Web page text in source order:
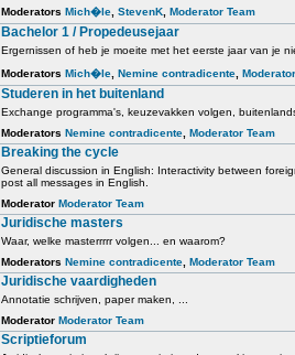
Moderators Mich�le StevenK Moderator Team
Bachelor 1 / Propedeusejaar
Ergernissen of heb je moeite met het eerste jaar van je
Moderators Mich�le Nemine contradicente
Studeren in het buitenland
Exchange programma's, keuzevakken volgen,
Moderators Nemine contradicente Moderator Team
Breaking the cycle
General discussion in English: Interactivity between
post all messages in English.
Moderator Moderator Team
Juridische masters
Waar, welke masterrrrr volgen... en waarom?
Moderators Nemine contradicente Moderator Team
Juridische vaardigheden
Annotatie schrijven, paper maken, ...
Moderator Moderator Team
Scriptieforum